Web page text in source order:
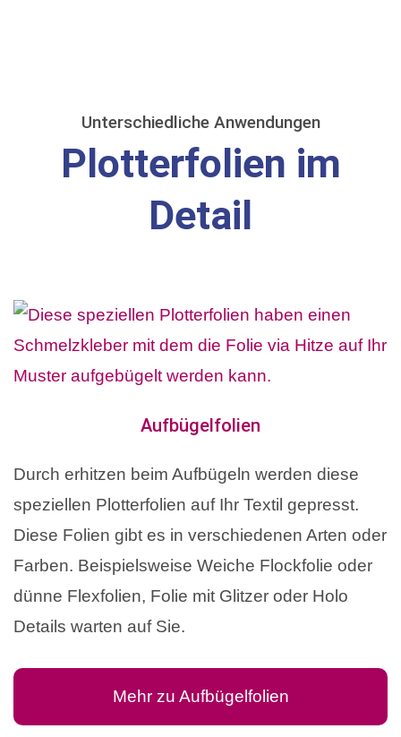
Unterschiedliche Anwendungen
Plotterfolien im
Detail
Aufbügelfolien
Durch erhitzen beim Aufbügeln werden diese
speziellen Plotterfolien auf Ihr Textil gepresst.
Diese Folien gibt es in verschiedenen Arten oder
Farben. Beispielsweise Weiche Flockfolie oder
dünne Flexfolien, Folie mit Glitzer oder Holo
Details warten auf Sie.
Mehr zu Aufbügelfolien